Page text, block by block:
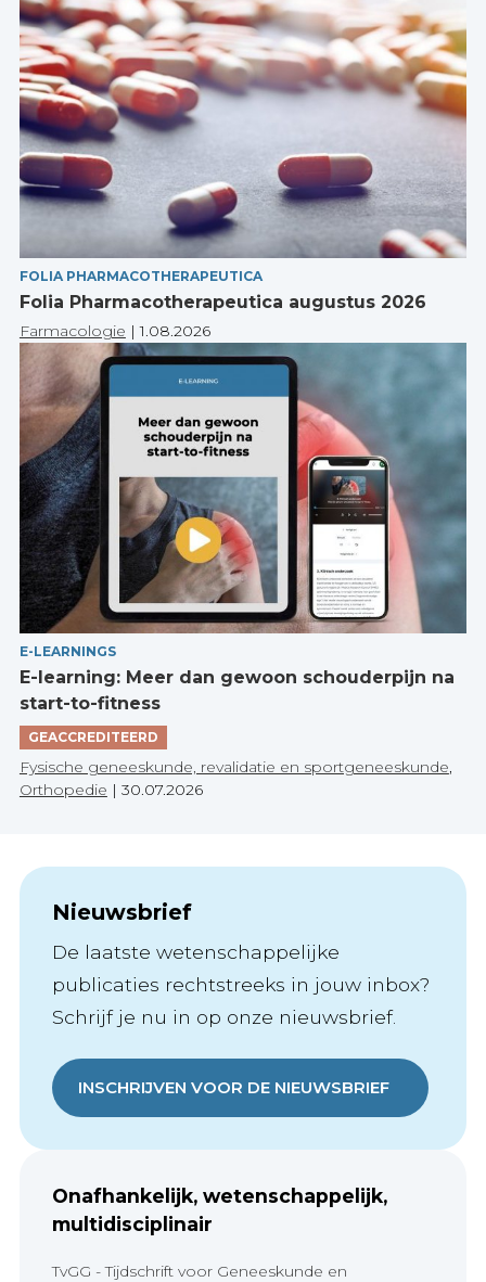
FOLIA PHARMACOTHERAPEUTICA
Folia Pharmacotherapeutica augustus 2026
Farmacologie |1.08.2026
E-LEARNINGS
E-learning: Meer dan gewoon schouderpijn na
start-to-fitness
GEACCREDITEERD
Fysische geneeskunde, revalidatie en sportgeneeskunde
Orthopedie | 30.07.2026
Nieuwsbrief
De laatste wetenschappelijke
publicaties rechtstreeks in jouw inbox?
Schrijf je nu in op onze nieuwsbrief.
INSCHRIJVEN VOOR DE NIEUWSBRIEF
Onafhankelijk, wetenschappelijk,
multidisciplinair
TvGG - Tijdschrift voor Geneeskunde en